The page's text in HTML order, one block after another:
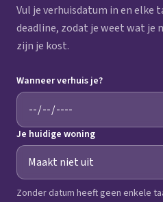
Vul je verhuisdatum in en elke
deadline, zodat je weet wat je
zijn je kost.
Wanneer verhuis je?
Je huidige woning
Zonder datum heeft geen enkele